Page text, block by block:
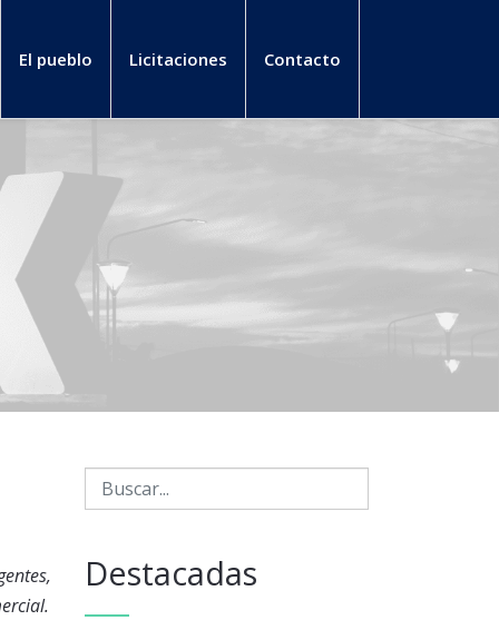
El pueblo Licitaciones Contacto
Destacadas